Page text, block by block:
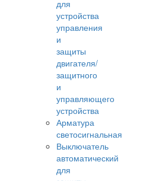
для
устройства
управления
и
защиты
двигателя/
защитного
и
управляющего
устройства
Арматура
светосигнальная
Выключатель
автоматический
для